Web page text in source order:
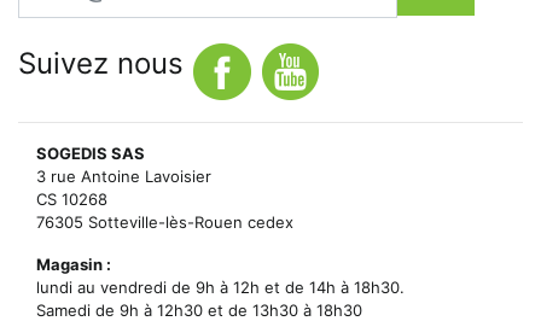
Suivez nous
SOGEDIS SAS
3 rue Antoine Lavoisier
CS 10268
76305 Sotteville-lès-Rouen cedex
Magasin :
lundi au vendredi de 9h à 12h et de 14h à 18h30.
Samedi de 9h à 12h30 et de 13h30 à 18h30